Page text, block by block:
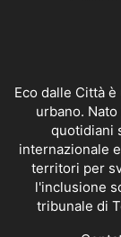
Eco dalle Città
urbano.
quotidiani
internazionale
territori per
l'inclusione
tribunale di